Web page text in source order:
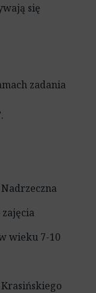
się
zadania
zajęcia
wieku 7-10
Krasińskiego